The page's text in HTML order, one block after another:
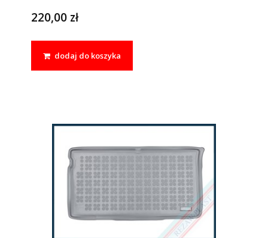
220,00 zł
dodaj do koszyka